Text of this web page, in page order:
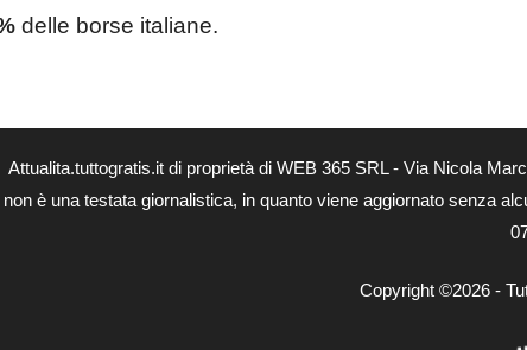
delle borse italiane.
Attualita.tuttogratis.it di proprietà di WEB 365 SRL - Via Nicola
è una testata giornalistica, in quanto viene aggiornato senza
Copyright ©2026 -